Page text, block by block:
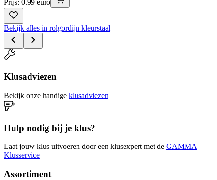
Prijs: 0.99 euro
Bekijk alles in rolgordijn kleurstaal
Klusadviezen
Bekijk onze handige klusadviezen
Hulp nodig bij je klus?
Laat jouw klus uitvoeren door een klusexpert met de GAMMA
Klusservice
Assortiment